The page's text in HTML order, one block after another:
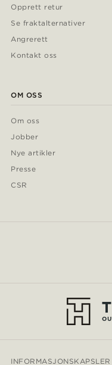
Opprett retur
Se fraktalternativer
Angrerett
Kontakt oss
OM OSS
Om oss
Jobber
Nye artikler
Presse
CSR
INFORMASJONSKAPSLER